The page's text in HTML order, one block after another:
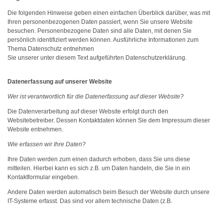
Die folgenden Hinweise geben einen einfachen Überblick darüber, was mit
Ihren personenbezogenen Daten passiert, wenn Sie unsere Website
besuchen. Personenbezogene Daten sind alle Daten, mit denen Sie
persönlich identifiziert werden können. Ausführliche Informationen zum
Thema Datenschutz entnehmen
Sie unserer unter diesem Text aufgeführten Datenschutzerklärung.
Datenerfassung auf unserer Website
Wer ist verantwortlich für die Datenerfassung auf dieser Website?
Die Datenverarbeitung auf dieser Website erfolgt durch den
Websitebetreiber. Dessen Kontaktdaten können Sie dem Impressum dieser
Website entnehmen.
Wie erfassen wir Ihre Daten?
Ihre Daten werden zum einen dadurch erhoben, dass Sie uns diese
mitteilen. Hierbei kann es sich z.B. um Daten handeln, die Sie in ein
Kontaktformular eingeben.
Andere Daten werden automatisch beim Besuch der Website durch unsere
IT-Systeme erfasst. Das sind vor allem technische Daten (z.B.